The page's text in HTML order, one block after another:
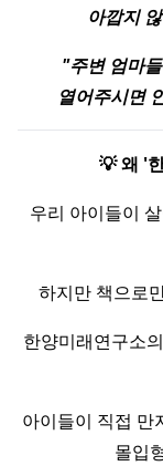
아깝지
"주변 엄마
열어주시면
💡 왜 '
우리 아이들이
하지만 책으로
한양미래연구소
아이들이 직접 만
몰입